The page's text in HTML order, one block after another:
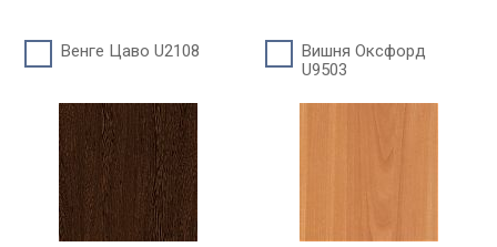
Венге Цаво U2108
Вишня Оксфорд
U9503